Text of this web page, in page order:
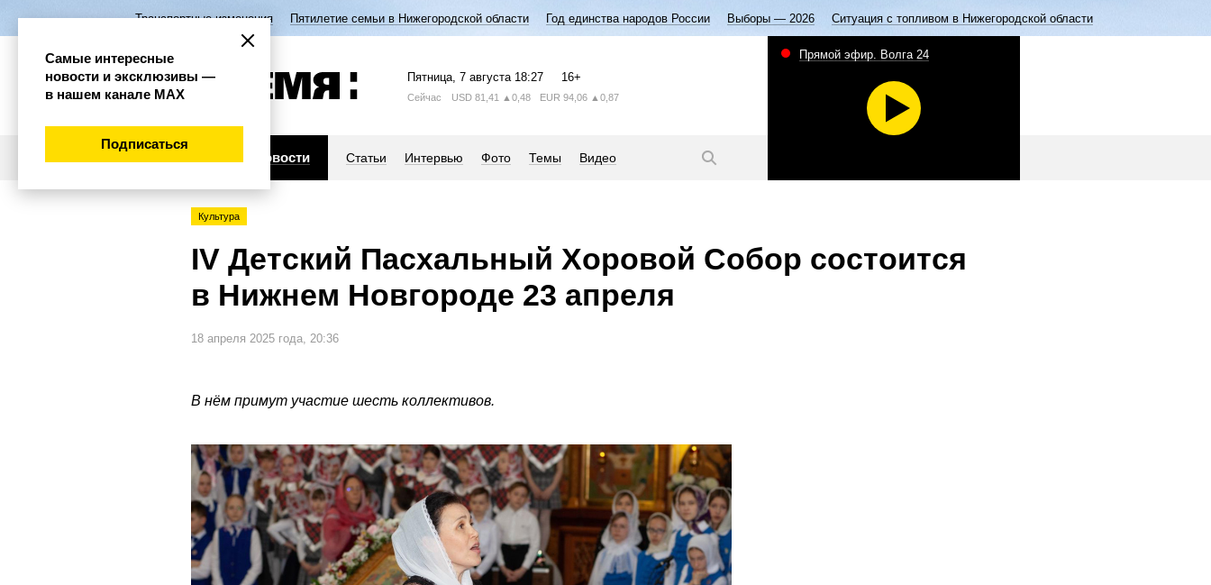
Транспортные изменения Пятилетие семьи в Нижегородской области Год единства народов России Выборы — 2026 Ситуация с топливом в Нижегородской области
Пятница, 7 августа 18:27 16+
Сейчас USD 81,41 ▲0,48 EUR 94,06 ▲0,87
Новости Статьи Интервью Фото Темы Видео
Прямой эфир. Волга 24
Культура
IV Детский Пасхальный Хоровой Собор состоится
в Нижнем Новгороде 23 апреля
18 апреля 2025 года, 20:36
В нём примут участие шесть коллективов.
Самые интересные
новости и эксклюзивы —
в нашем канале МАХ
Подписаться